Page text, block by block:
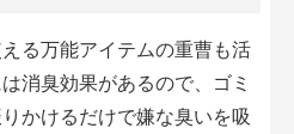
る万能アイテムの重曹も活
消臭効果があるので、ゴミ
かけるだけで嫌な臭いを吸